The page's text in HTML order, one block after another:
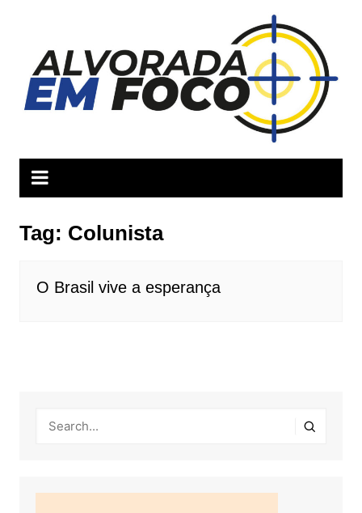
conteúdo
Tag: Colunista
O Brasil vive a esperança